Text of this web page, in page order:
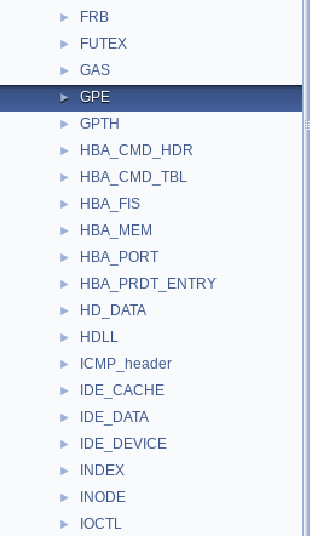
► FRB
► FUTEX
► GAS
► GPE
► GPTH
► HBA_CMD_HDR
► HBA_CMD_TBL
► HBA_FIS
► HBA_MEM
► HBA_PORT
► HBA_PRDT_ENTRY
► HD_DATA
► HDLL
► ICMP_header
► IDE_CACHE
► IDE_DATA
► IDE_DEVICE
► INDEX
► INODE
► IOCTL